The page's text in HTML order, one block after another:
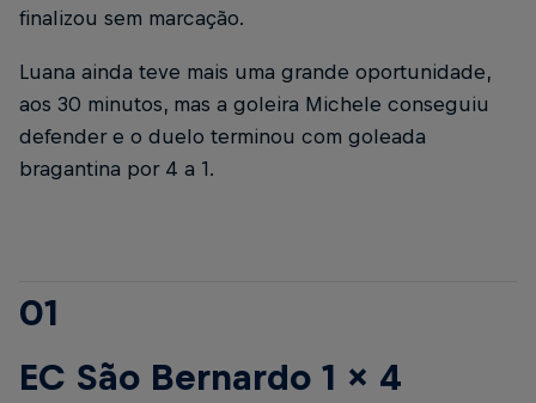
finalizou sem marcação.
Luana ainda teve mais uma grande oportunidade,
aos 30 minutos, mas a goleira Michele conseguiu
defender e o duelo terminou com goleada
bragantina por 4 a 1.
01
EC São Bernardo 1 x 4